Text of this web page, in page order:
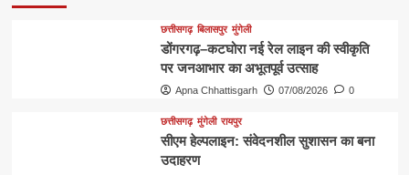
छत्तीसगढ़ बिलासपुर मुंगेली
डोंगरगढ़–कटघोरा नई रेल लाइन की स्वीकृति
पर जनआभार का अभूतपूर्व उत्साह
Apna Chhattisgarh 07/08/2026 0
छत्तीसगढ़ मुंगेली रायपुर
सीएम हेल्पलाइन: संवेदनशील सुशासन का बना
उदाहरण